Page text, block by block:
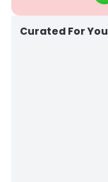
Curated For You